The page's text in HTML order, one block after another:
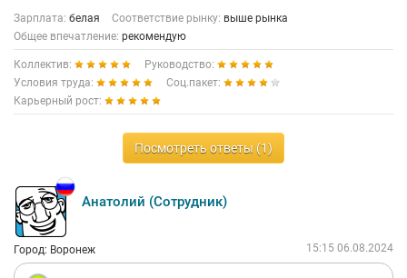
Зарплата: белая Соответствие рынку: выше рынка
Общее впечатление: рекомендую
Коллектив:
Руководство:
Условия труда:
Соц.пакет:
Карьерный рост:
Посмотреть ответы (1)
Анатолий (Сотрудник)
Город: Воронеж 15:15 06.08.2024